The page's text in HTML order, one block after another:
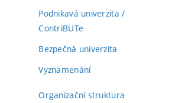
Podnikavá univerzita /
ContriBUTe
Bezpečná univerzita
Vyznamenání
Organizační struktura